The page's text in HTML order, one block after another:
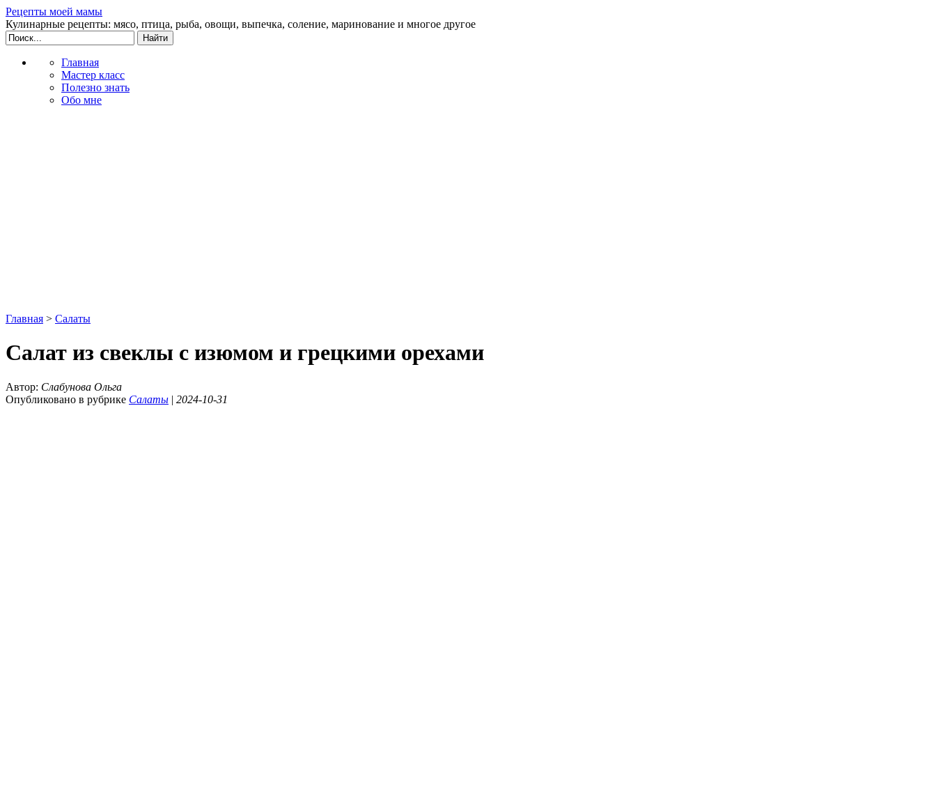
Рецепты моей мамы
Кулинарные рецепты: мясо, птица, рыба, овощи, выпечка, соление, маринование и многое другое
Главная
Мастер класс
Полезно знать
Обо мне
Главная > Салаты
Салат из свеклы с изюмом и грецкими орехами
Автор: Слабунова Ольга
Опубликовано в рубрике Салаты | 2024-10-31